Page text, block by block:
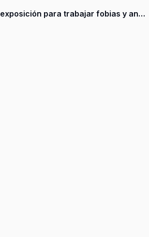
Técnica de exposición para trabajar fobias y ansiedad.